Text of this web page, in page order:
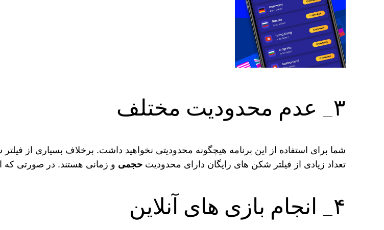
۳_ عدم محدودیت مختلف
شما برای استفاده از این برنامه هیچگونه محدودیتی نخواهید داشت. برخلاف بسیاری از
تعداد زیادی از فیلتر شکن های رایگان دارای محدودیتحجمی و زمانی هستند. در صورتی که
۴_ انجام بازی های آنلاین